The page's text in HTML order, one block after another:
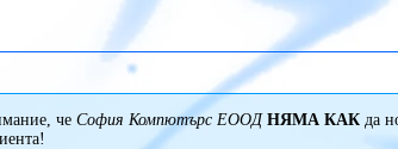
че София Компютърс ЕООД НЯМА КАКда